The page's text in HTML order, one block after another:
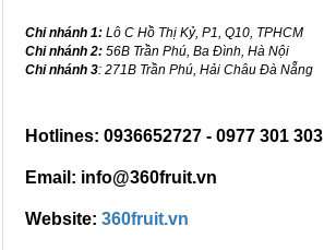
Chi nhánh 1: Lô C Hồ Thị Kỷ, P1, Q10, TPHCM
Chi nhánh 2: 56B Trần Phú, Ba Đình, Hà Nội
Chi nhánh 3: 271B Trần Phú, Hải Châu Đà Nẵng
Hotlines: 0936652727 - 0977 301 303
Email: info@360fruit.vn
Website: 360fruit.vn